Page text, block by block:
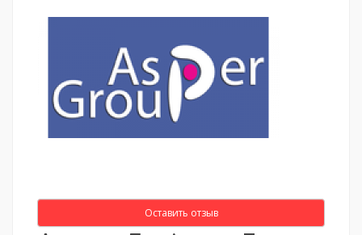
Оставить отзыв